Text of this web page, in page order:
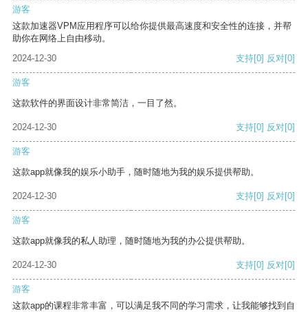
游客
这款加速器VPM应用程序可以给你提供最高速度和安全性的连接，并帮
助你在网络上自由移动。
2024-12-30
支持[0] 反对[0]
游客
这款软件的界面设计非常简洁，一目了然。
2024-12-30 支持[0] 反对[0]
游客
这款app就像我的娱乐小助手，随时随地为我的娱乐提供帮助。
2024-12-30 支持[0] 反对[0]
游客
这款app就像我的私人助理，随时随地为我的办公提供帮助。
2024-12-30 支持[0] 反对[0]
游客
这款app的课程非常丰富，可以满足我不同的学习需求，让我能够找到自